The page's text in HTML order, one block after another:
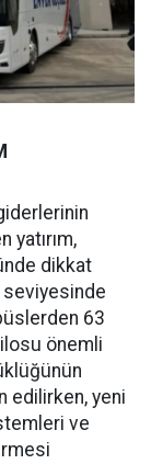
dikkat
seviyesinde
63
önemli
edilirken, yeni
ve